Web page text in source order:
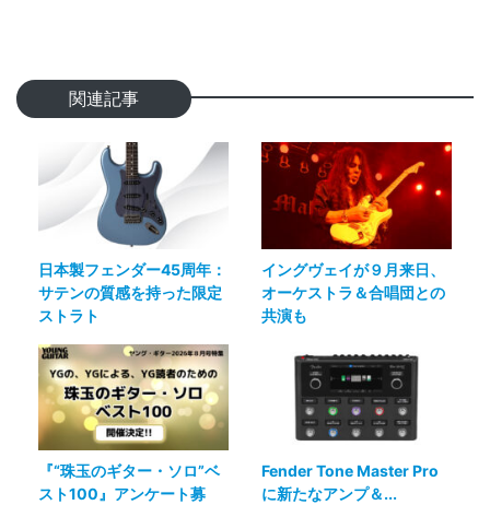
関連記事
日本製フェンダー45周年：
サテンの質感を持った限定
ストラト
イングヴェイが９月来日、
オーケストラ＆合唱団との
共演も
『“珠玉のギター・ソロ”ベ
スト100』アンケート募
Fender Tone Master Pro
に新たなアンプ＆...